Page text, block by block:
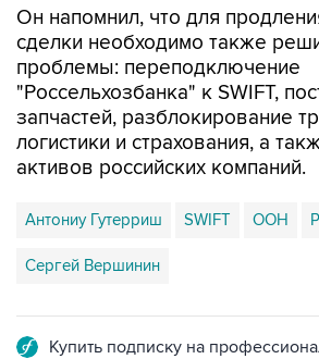
Он напомнил, что для
сделки необходимо также
проблемы: переподключение
"Россельхозбанка" к SWIFT,
запчастей, разблокирование
логистики и страхования, а
активов российских компаний.
Антониу Гутерриш SWIFT ООН
Сергей Вершинин
Купить подписку на